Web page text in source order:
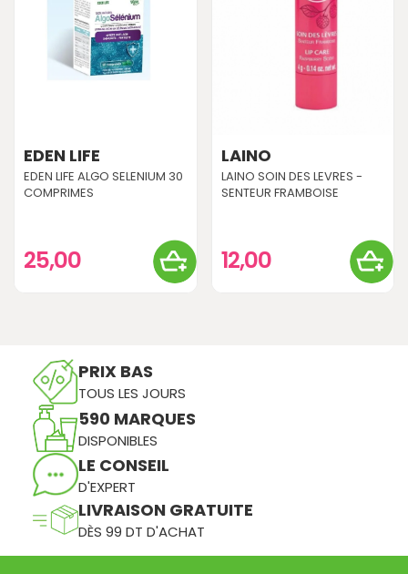
EDEN LIFE
EDEN LIFE ALGO SELENIUM 30
COMPRIMES
25,00
LAINO
LAINO SOIN DES LEVRES -
SENTEUR FRAMBOISE
12,00
PRIX BAS
TOUS LES JOURS
590 MARQUES
DISPONIBLES
LE CONSEIL
D'EXPERT
LIVRAISON GRATUITE
DÈS 99 DT D'ACHAT